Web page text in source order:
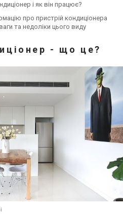
і як він працює?
про пристрій кондиціонера
та недоліки цього виду
- що це?